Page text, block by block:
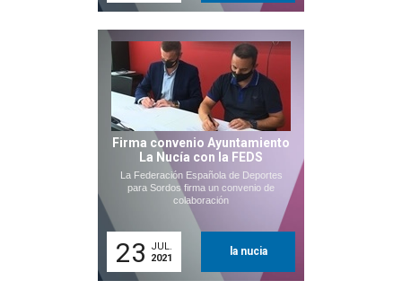
Firma convenio Ayuntamiento
La Nucía con la FEDS
La Federación Española de Deportes
para Sordos firma un convenio de
colaboración
23
JUL.
2021
la nucia